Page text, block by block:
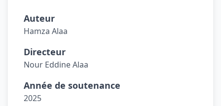
Auteur
Hamza Alaa
Directeur
Nour Eddine Alaa
Année de soutenance
2025